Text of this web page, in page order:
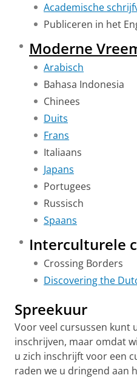
Academische
Publiceren in het
Moderne
Arabisch
Bahasa Indonesia
Chinees
Duits
Frans
Italiaans
Japans
Portugees
Russisch
Spaans
Interculturele
Crossing Borders
Discovering the
Spreekuur
Voor veel cursussen kunt
inschrijven, maar omdat
u zich inschrijft voor een
raden we u dringend aan